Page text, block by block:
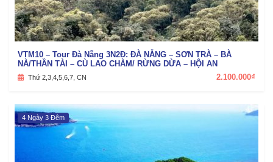
VTM10 – Tour Đà Nẵng 3N2Đ: ĐÀ NẴNG – SƠN TRÀ – BÀ
NÀ/THẦN TÀI – CÙ LAO CHÀM/ RỪNG DỪA – HỘI AN
Thứ 2,3,4,5,6,7, CN 2.100.000₫
4 Ngày 3 Đêm